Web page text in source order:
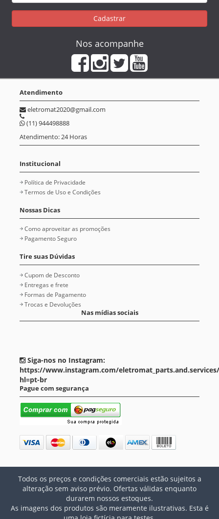
Cadastrar
Nos acompanhe
Atendimento
eletromat2020@gmail.com
(11) 944498888
Atendimento: 24 Horas
Institucional
Política de Privacidade
Termos de Uso e Condições
Nossas Dicas
Como aproveitar as promoções
Pagamento Seguro
Tire suas Dúvidas
Cupom de Desconto
Entregas e frete
Formas de Pagamento
Trocas e Devoluções
Nas mídias sociais
Siga-nos no Instagram:
https://www.instagram.com/
hl=pt-br
Pague com segurança
Todos os preços e condições comerciais estão sujeitos a
alteração sem aviso prévio. Ofertas válidas enquanto
durarem nossos estoques.
As imagens dos produtos são meramente ilustrativas. Esta é